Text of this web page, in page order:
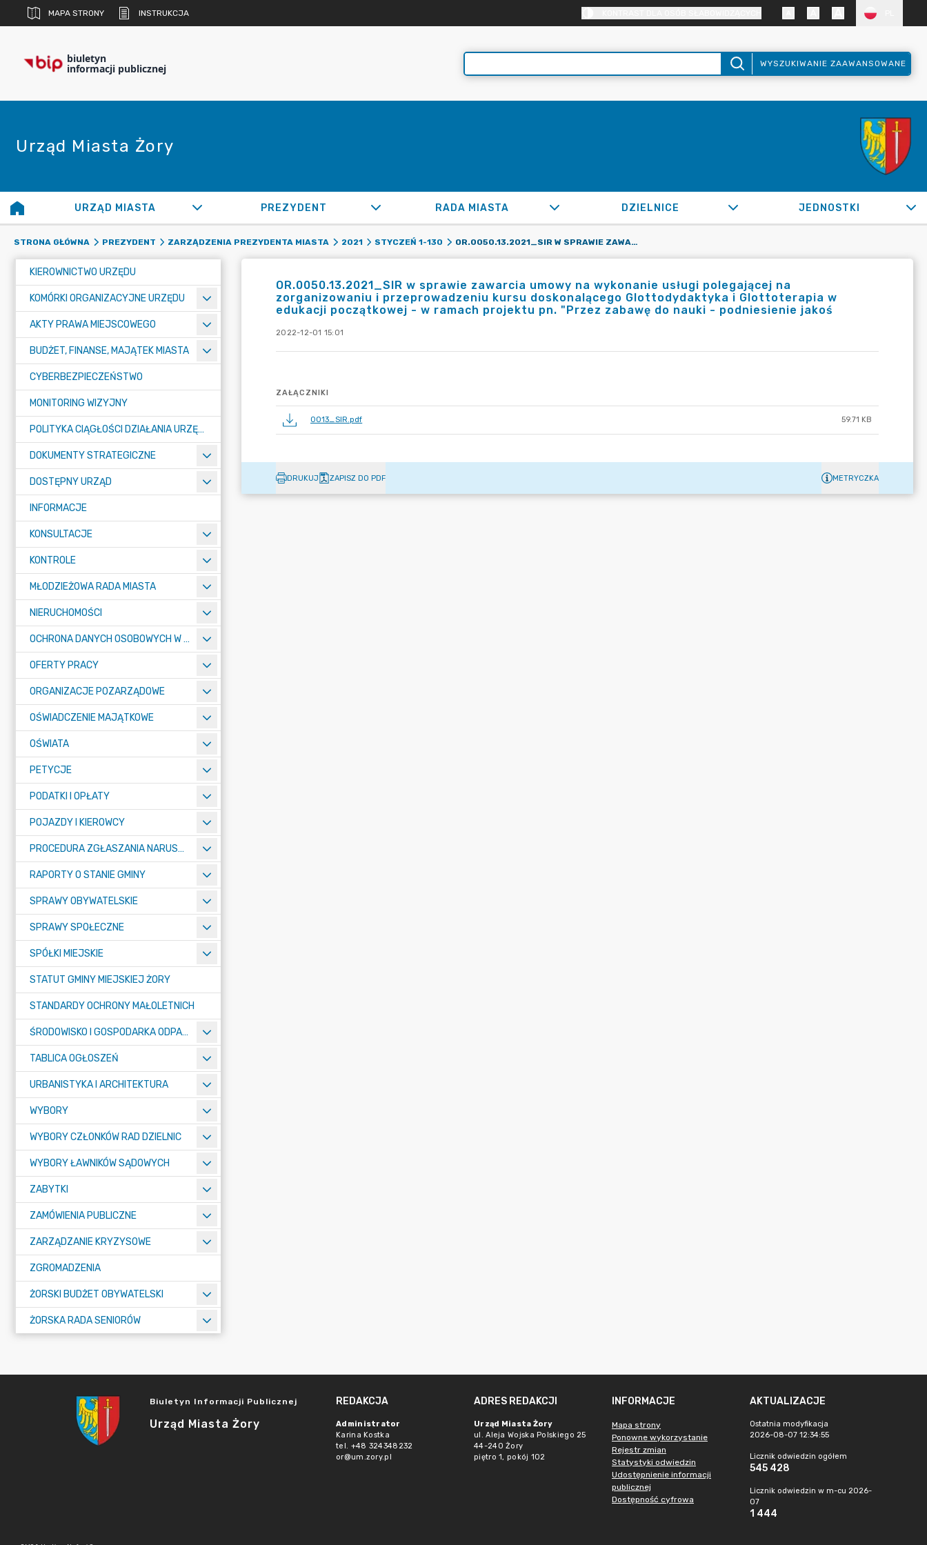
MAPA STRONY INSTRUKCJA
biuletyn
informacji publicznej WYSZUKIWANIE ZAAWANSOWANE
Urząd Miasta Żory
URZĄD MIASTA PREZYDENT RADA MIASTA DZIELNICE JEDNOSTKI
STRONA GŁÓWNA PREZYDENT ZARZĄDZENIA PREZYDENTA MIASTA 2021 STYCZEŃ 1-130 OR.0050.13.2021_SIR W SPRAWIE ZAWARCIA UMOWY NA WYKONANIE USŁUGI POLEGAJĄCEJ NA ZORGANIZOWANIU I PRZEPROWADZENIU KURSU DOSKONALĄCEGO GLOTTODYDAKTYKA I GLOTTOTERAPIA W EDUKACJI POCZĄTKOWEJ - W RAMACH PROJEKTU PN. "PRZEZ ZABAWĘ DO NAUKI - PODNIESIENIE JAKOŚ
KIEROWNICTWO URZĘDU
KOMÓRKI ORGANIZACYJNE URZĘDU
AKTY PRAWA MIEJSCOWEGO
BUDŻET, FINANSE, MAJĄTEK MIASTA
CYBERBEZPIECZEŃSTWO
MONITORING WIZYJNY
POLITYKA CIĄGŁOŚCI DZIAŁANIA URZĘDU MIASTA ŻORY
DOKUMENTY STRATEGICZNE
DOSTĘPNY URZĄD
INFORMACJE
KONSULTACJE
KONTROLE
MŁODZIEŻOWA RADA MIASTA
NIERUCHOMOŚCI
OCHRONA DANYCH OSOBOWYCH W URZĘDZIE MIASTA ŻORY - RODO
OFERTY PRACY
ORGANIZACJE POZARZĄDOWE
OŚWIADCZENIE MAJĄTKOWE
OŚWIATA
PETYCJE
PODATKI I OPŁATY
POJAZDY I KIEROWCY
PROCEDURA ZGŁASZANIA NARUSZEŃ PRAWA
RAPORTY O STANIE GMINY
SPRAWY OBYWATELSKIE
SPRAWY SPOŁECZNE
SPÓŁKI MIEJSKIE
STATUT GMINY MIEJSKIEJ ŻORY
STANDARDY OCHRONY MAŁOLETNICH
ŚRODOWISKO I GOSPODARKA ODPADAMI
TABLICA OGŁOSZEŃ
URBANISTYKA I ARCHITEKTURA
WYBORY
WYBORY CZŁONKÓW RAD DZIELNIC
WYBORY ŁAWNIKÓW SĄDOWYCH
ZABYTKI
ZAMÓWIENIA PUBLICZNE
ZARZĄDZANIE KRYZYSOWE
ZGROMADZENIA
ŻORSKI BUDŻET OBYWATELSKI
ŻORSKA RADA SENIORÓW
OR.0050.13.2021_SIR w sprawie zawarcia umowy na wykonanie usługi polegającej na
zorganizowaniu i przeprowadzeniu kursu doskonalącego Glottodydaktyka i Glottoterapia w
edukacji początkowej - w ramach projektu pn. "Przez zabawę do nauki - podniesienie jakoś
2022-12-01 15:01
ZAŁĄCZNIKI
0013_SIR.pdf 59.71 KB
DRUKUJ ZAPISZ DO PDF METRYCZKA
Biuletyn Informacji Publicznej
Urząd Miasta Żory
REDAKCJA
Administrator
Karina Kostka
tel. +48 324348232
or@um.zory.pl
ADRES REDAKCJI
Urząd Miasta Żory
ul. Aleja Wojska Polskiego 25
44-240 Żory
piętro 1, pokój 102
INFORMACJE
Mapa strony
Ponowne wykorzystanie
Rejestr zmian
Statystyki odwiedzin
Udostępnienie informacji
publicznej
Dostępność cyfrowa
AKTUALIZACJE
Ostatnia modyfikacja
2026-08-07 12:34:55
Licznik odwiedzin ogółem
545 428
Licznik odwiedzin w m-cu 2026-
07
1 444